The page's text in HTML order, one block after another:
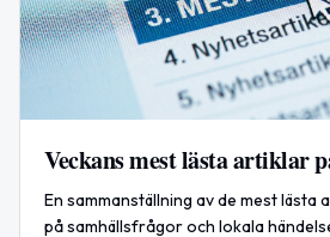
Veckans mest lästa artiklar
En sammanställning av de mest lästa
på samhällsfrågor och lokala